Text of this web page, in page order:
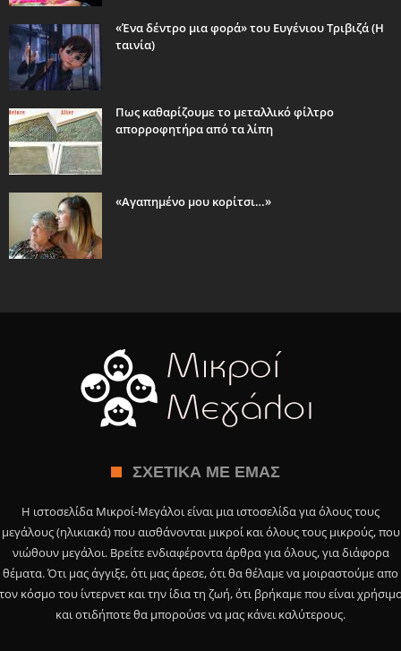
«Ένα δέντρο μια φορά» του Ευγένιου Τριβιζά (Η
ταινία)
Πως καθαρίζουμε το μεταλλικό φίλτρο
απορροφητήρα από τα λίπη
«Αγαπημένο μου κορίτσι…»
ΣΧΕΤΙΚΆ ΜΕ ΕΜΆΣ
Η ιστοσελίδα Μικροί-Μεγάλοι είναι μια ιστοσελίδα για όλους τους
μεγάλους (ηλικιακά) που αισθάνονται μικροί και όλους τους μικρούς, που
νιώθουν μεγάλοι. Βρείτε ενδιαφέροντα άρθρα για όλους, για διάφορα
θέματα. Ότι μας άγγιξε, ότι μας άρεσε, ότι θα θέλαμε να μοιραστούμε απο
κόσμο του ίντερνετ και την ίδια τη ζωή, ότι βρήκαμε που είναι
και οτιδήποτε θα μπορούσε να μας κάνει καλύτερους.